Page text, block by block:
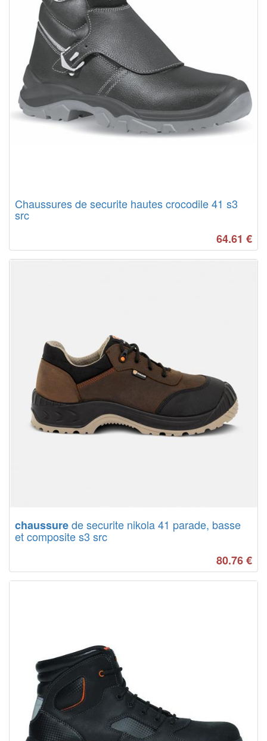
Chaussures de securite hautes crocodile 41 s3
src
64.61 €
chaussurede securite nikola 41 parade, basse
et composite s3 src
80.76€